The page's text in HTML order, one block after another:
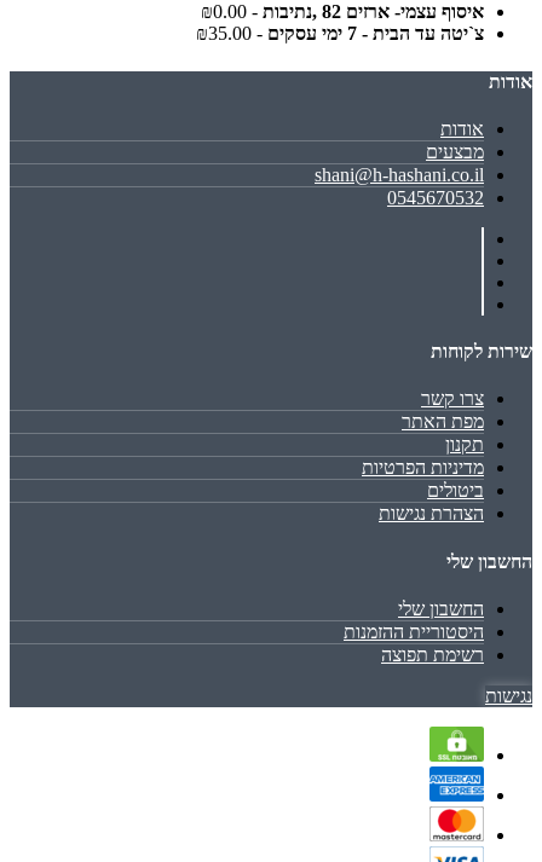
איסוף עצמי- ארזים 82 ,נתיבות
- ₪0.00
צ`יטה עד הבית - 7 ימי עסקים
- ₪35.00
אודות
אודות
מבצעים
shani@h-hashani.co.il
0545670532
שירות לקוחות
צרו קשר
מפת האתר
תקנון
מדיניות הפרטיות
ביטולים
הצהרת נגישות
החשבון שלי
החשבון שלי
היסטוריית ההזמנות
רשימת תפוצה
נגישות